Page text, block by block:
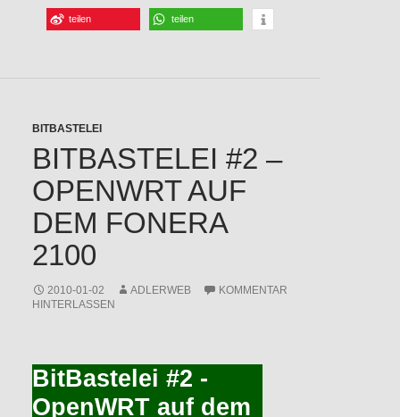
teilen teilen
BITBASTELEI
BITBASTELEI #2 –
OPENWRT AUF
DEM FONERA
2100
2010-01-02 ADLERWEB
KOMMENTAR
HINTERLASSEN
BitBastelei #2 -
OpenWRT auf dem